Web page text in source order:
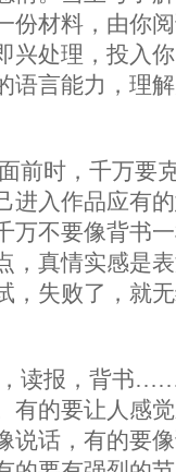
份材料，由你
兴处理，投入
语言能力，理
前时，千万要
进入作品应有
万不要像背书
，真情实感是
，失败了，就
读报，背书
有的要让人感
说话，有的要